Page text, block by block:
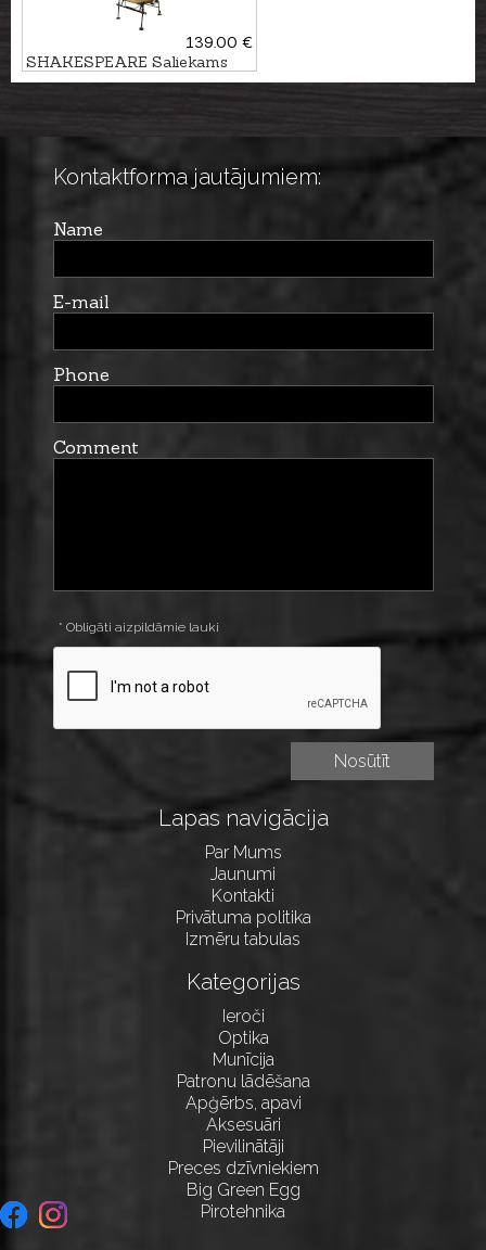
139.00 €
SHAKESPEARE Saliekams
krēsls SKP FEEDER
Kontaktforma jautājumiem:
Name
E-mail
Phone
Comment
* Obligāti aizpildāmie lauki
Lapas navigācija
Par Mums
Jaunumi
Kontakti
Privātuma politika
Izmēru tabulas
Kategorijas
Ieroči
Optika
Munīcija
Patronu lādēšana
Apģērbs, apavi
Aksesuāri
Pievilinātāji
Preces dzīvniekiem
Big Green Egg
Pirotehnika